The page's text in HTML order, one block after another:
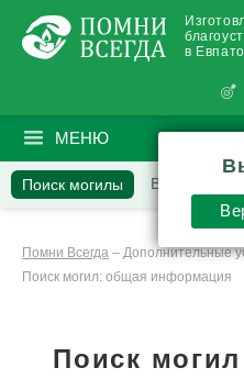
в
МЕНЮ
Поиск могилы Вопросы
Помни Всегда –Дополнительные
Поиск могил: общая информация
Поиск